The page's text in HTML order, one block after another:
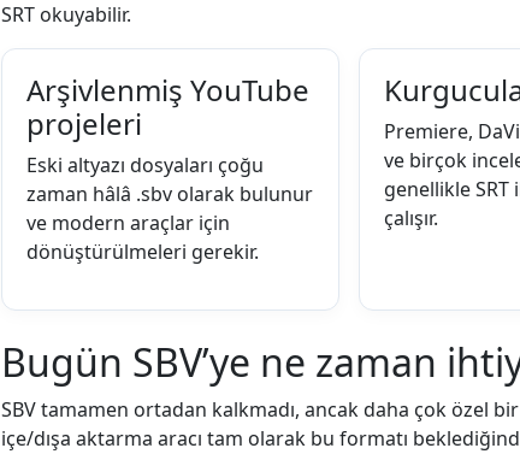
SRT okuyabilir.
Arşivlenmiş YouTube
projeleri
Eski altyazı dosyaları çoğu
zaman hâlâ .sbv olarak bulunur
ve modern araçlar için
dönüştürülmeleri gerekir.
Premiere,
ve birçok
genellikle SRT
çalışır.
Bugün SBV’ye ne zaman
SBV tamamen ortadan kalkmadı, ancak daha çok özel
içe/dışa aktarma aracı tam olarak bu formatı